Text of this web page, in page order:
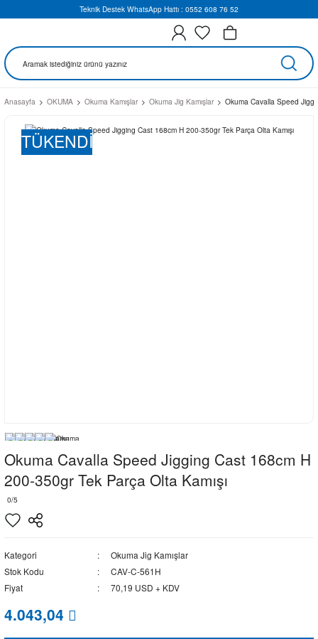
Teknik Destek WhatsApp Hattı : 0552 608 76 52
Anasayfa OKUMA Okuma Kamışlar Okuma Jig Kamışlar Okuma Cavalla Speed
TÜKENDİ
Okuma Cavalla Speed Jigging Cast 168cm H
200-350gr Tek Parça Olta Kamışı
0/5
Kategori
Okuma Jig Kamışlar
Stok Kodu
CAV-C-561H
Fiyat
70,19 USD + KDV
4.043,04